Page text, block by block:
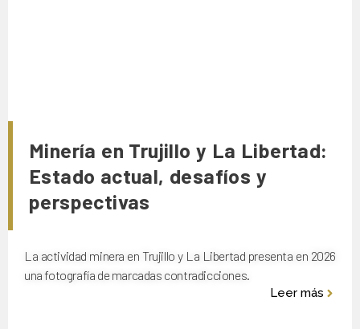
Minería en Trujillo y La Libertad:
Estado actual, desafíos y
perspectivas
La actividad minera en Trujillo y La Libertad presenta en 2026
una fotografía de marcadas contradicciones.
Leer más